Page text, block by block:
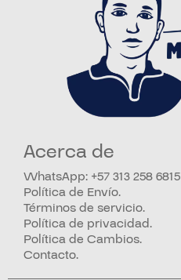
Acerca de
WhatsApp: +57 313 258 6815
Política de Envío.
Términos de servicio.
Política de privacidad.
Política de Cambios.
Contacto.